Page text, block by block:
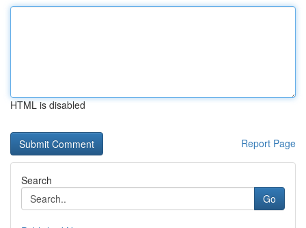
HTML is disabled
Report Page
Search
Go